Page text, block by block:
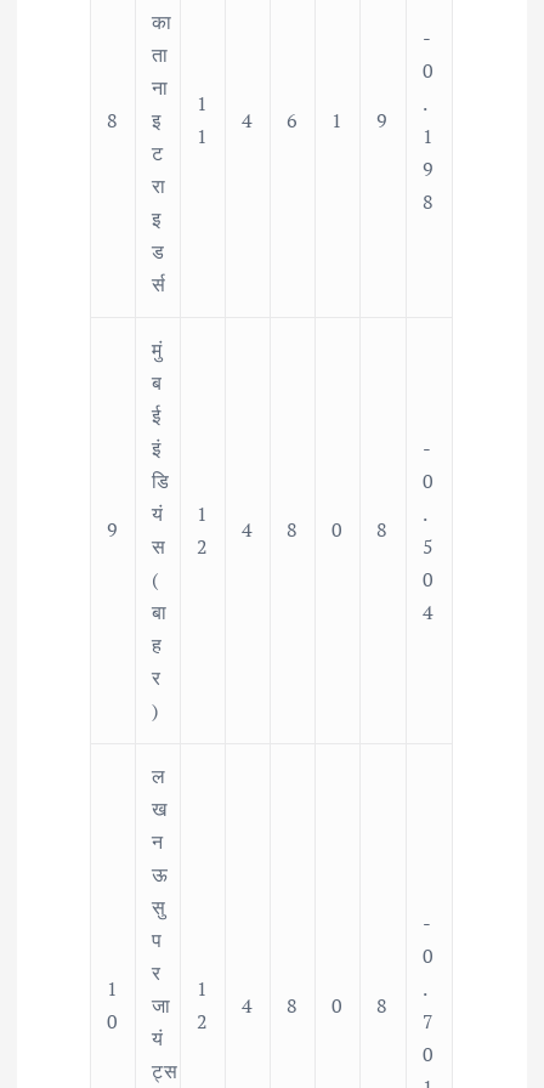
8
का
ता
ना
इ
ट
रा
इ
ड
र्स
1
1
4 6 1 9
-
0
.
1
9
8
9
मुं
ब
ई
इं
डि
यं
स
(
बा
ह
र
)
1
2
4 8 0 8
-
0
.
5
0
4
1
0
ल
ख
न
ऊ
सु
प
र
जा
यं
ट्स
1
2
4 8 0 8
-
0
.
7
0